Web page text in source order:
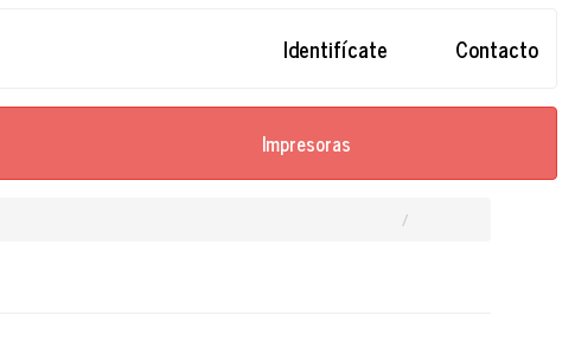
Identifícate Contacto
Impresoras